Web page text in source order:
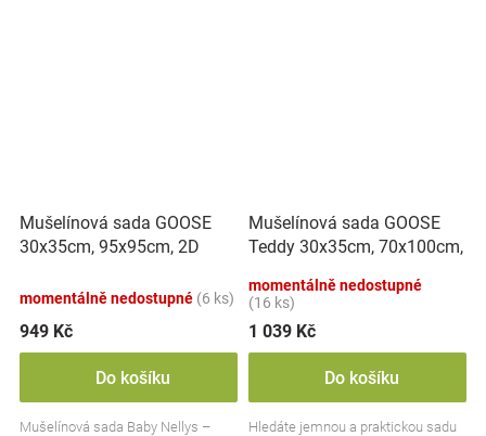
Mušelínová sada GOOSE
30x35cm, 95x95cm, 2D
Husičky
momentálně nedostupné (6 ks)
949 Kč
Do košíku
Mušelínová sada Baby Nellys –
Mušelínová sada GOOSE
Teddy 30x35cm, 70x100cm,
Husičky
momentálně nedostupné
(16 ks)
1 039 Kč
Do košíku
Hledáte jemnou a praktickou sadu